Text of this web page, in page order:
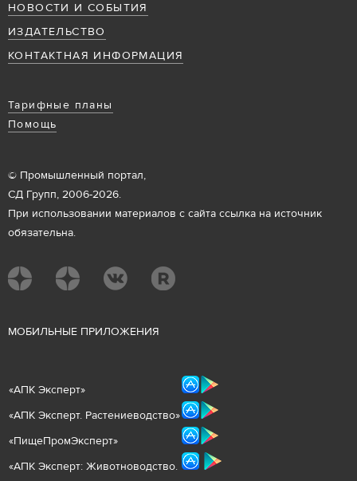
НОВОСТИ И СОБЫТИЯ
ИЗДАТЕЛЬСТВО
КОНТАКТНАЯ ИНФОРМАЦИЯ
Тарифные планы
Помощь
© Промышленный портал,
СД Групп, 2006-2026.
При использовании материалов с сайта ссылка на источник
обязательна.
МОБИЛЬНЫЕ ПРИЛОЖЕНИЯ
«АПК Эксперт»
«АПК Эксперт. Растениеводство»
«ПищеПромЭксперт»
«АПК Эксперт: Животноводство.